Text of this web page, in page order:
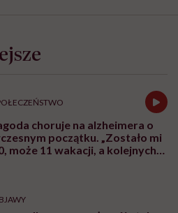
choruje na alzheimera o
początku. „Zostało mi
może 11 wakacji, a kolejnych